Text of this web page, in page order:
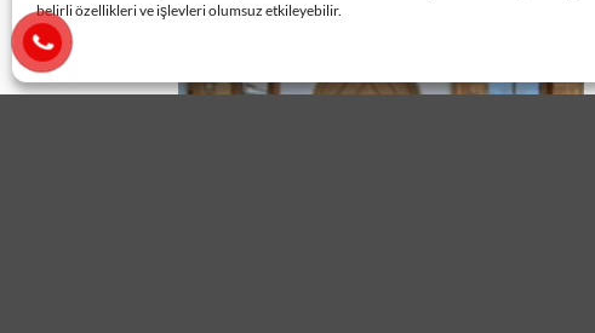
belirli özellikleri ve işlevleri olumsuz etkileyebilir.